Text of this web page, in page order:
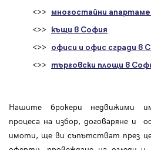
<>> многостайни
<>> къщи в София
<>> офиси и офис сгради в
<>> търговски площи в
Нашите брокери недвижими
процеса на избор, договаряне и
имоти, ще ви съпътстват през